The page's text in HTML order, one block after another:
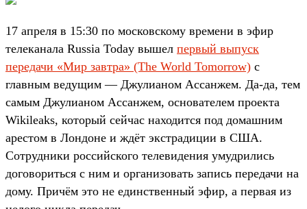
17 апреля в 15:30 по московскому времени в эфир
телеканала Russia Today вышел первый выпуск
передачи «Мир завтра» (The World Tomorrow) с
главным ведущим — Джулианом Ассанжем. Да-да, тем
самым Джулианом Ассанжем, основателем проекта
Wikileaks, который сейчас находится под домашним
арестом в Лондоне и ждёт экстрадиции в США.
Сотрудники российского телевидения умудрились
договориться с ним и организовать запись передачи на
дому. Причём это не единственный эфир, а первая из